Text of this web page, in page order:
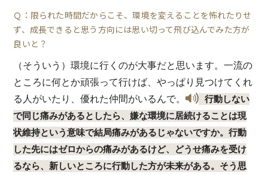
Ｑ：限られた時間だからこそ、環境を変えることを怖れたりせ
ず、成長できると思う方向には思い切って飛び込んでみた方が
良いと？
（そういう）環境に行くのが大事だと思います。一流の
ところに何とか頑張って行けば、やっぱり見つけてくれ
る人がいたり、優れた仲間がいるんで。
行動しない
で同じ痛みがあるとしたら、嫌な環境に居続けることは現
状維持という意味で結局痛みがあるじゃないですか。行動
した先にはゼロからの痛みがあるけど、どうせ痛みを受け
るなら、新しいところに行動した方が未来がある。そう思